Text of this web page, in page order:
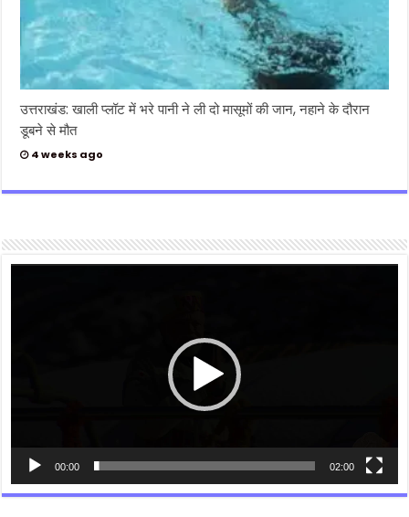
उत्तराखंड: खाली प्लॉट में भरे पानी ने ली दो मासूमों की जान, नहाने के दौरान
डूबने से मौत
4 weeks ago
Video
00:00 02:00